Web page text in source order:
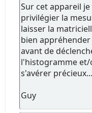
Sur cet appareil
privilégier la
laisser la
bien
avant de
l'histogramme
s'avérer précieux...
Guy